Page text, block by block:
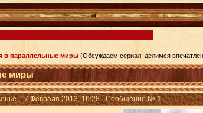
в параллельные миры (Обсуждаем сериал, делимся
миры
17 Февраля 2013, 16:28 · Сообщение №1